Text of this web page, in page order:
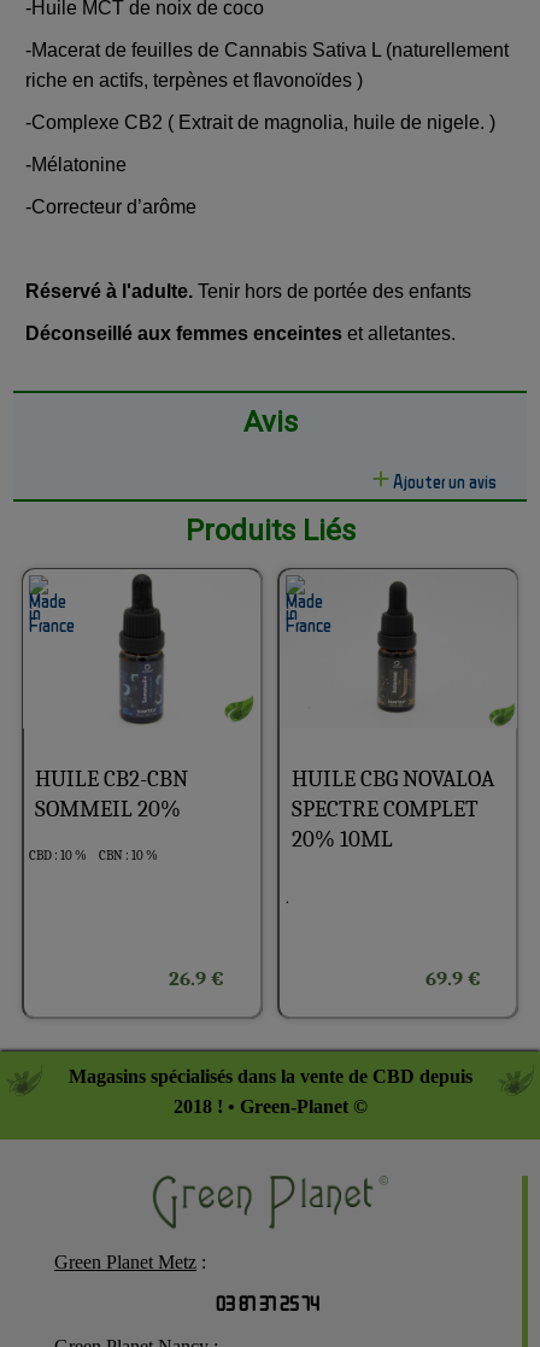
-Huile MCT de noix de coco
-Macerat de feuilles de Cannabis Sativa L (naturellement
riche en actifs, terpènes et flavonoïdes )
-Complexe CB2 ( Extrait de magnolia, huile de nigele. )
-Mélatonine
-Correcteur d’arôme
Réservé à l'adulte. Tenir hors de portée des enfants
Déconseillé aux femmes enceintes et alletantes.
Avis
Ajouter un avis
Produits Liés
HUILE CB2-CBN
SOMMEIL 20%
CBD : 10 % CBN : 10 %
26.9 €
HUILE CBG NOVALOA
SPECTRE COMPLET
20% 10ML
69.9 €
Magasins spécialisés dans la vente de CBD depuis
2018 ! • Green-Planet ©
Green Planet Metz :
03 87 37 25 74